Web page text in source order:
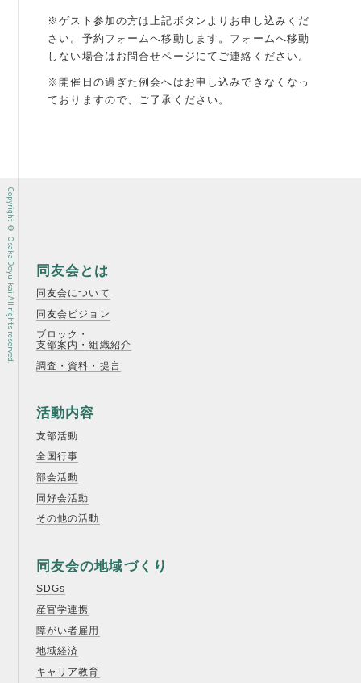
※ゲスト参加の方は上記ボタンよりお申し込みくだ
さい。予約フォームへ移動します。 フォームへ移動
しない場合はお問合せページにてご連絡ください。
※開催日の過ぎた例会へはお申し込みできなくなっ
ておりますので、ご了承ください。
同友会とは
同友会について
同友会ビジョン
ブロック・
支部案内・組織紹介
調査・資料・提言
活動内容
支部活動
全国行事
部会活動
同好会活動
その他の活動
同友会の地域づくり
SDGs
産官学連携
障がい者雇用
地域経済
キャリア教育
Copyright © Osaka Doyu-kai All rights reserved.